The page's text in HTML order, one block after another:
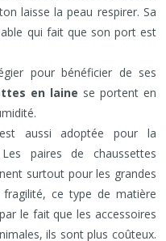
laisse la peau respirer. Sa
qui fait que son port est
pour bénéficier de ses
en laine se portent en
aussi adoptée pour la
paires de chaussettes
surtout pour les grandes
ce type de matière
le fait que les accessoires
ils sont plus coûteux.